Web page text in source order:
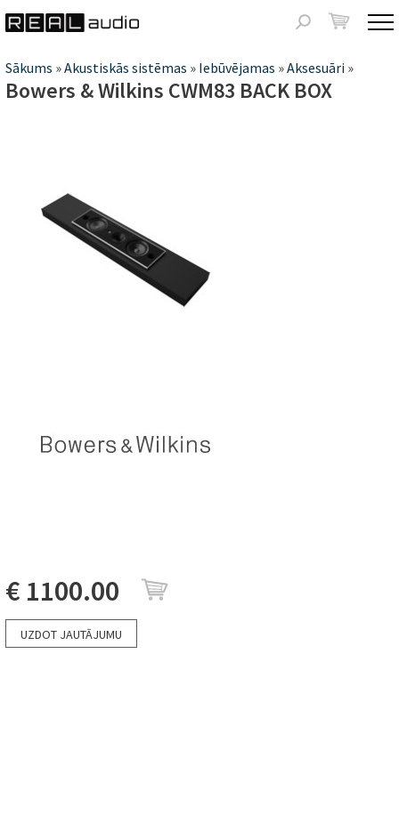
Meklēšanas
forma
Jūs
atrodaties
Sākums »Akustiskās sistēmas » Iebūvējamas »Aksesuāri »
Bowers & Wilkins CWM83 BACK BOX
€ 1100.00
UZDOT JAUTĀJUMU